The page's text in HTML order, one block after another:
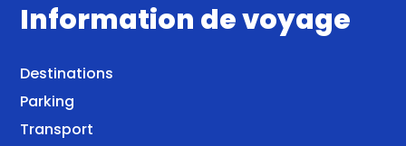
Information de voyage
Destinations
Parking
Transport